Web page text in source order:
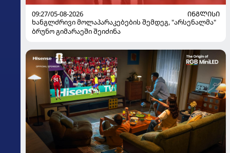
09:27/05-08-2026
ᲘᲜᲒᲚᲘᲡᲘ
ხანგლძრივი მოლაპარაკებების შემდეგ, "არსენალმა"
ბრუნო გიმარაეში შეიძინა